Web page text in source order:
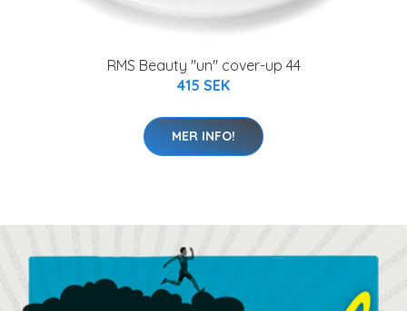
RMS Beauty "un" cover-up 44
415 SEK
MER INFO!